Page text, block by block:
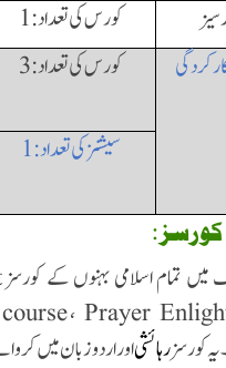
کورس کی تعداد: 1
کورس کی تعداد: 3
سیشنز کی تعداد: 1
Prayer ،
کورسزرہائشیاور اردو زبان میں